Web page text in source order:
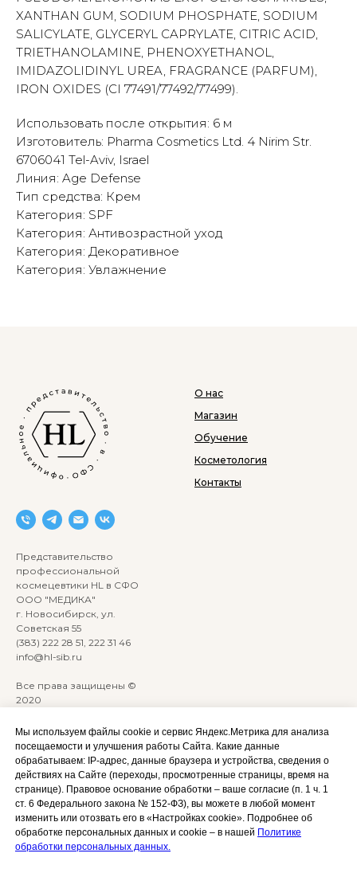
Мы используем файлы cookie и сервис Яндекс.Метрика для анализа
посещаемости и улучшения работы Сайта. Какие данные
обрабатываем: IP‑адрес, данные браузера и устройства, сведения о
действиях на Сайте (переходы, просмотренные страницы, время на
странице). Правовое основание обработки – ваше согласие (п. 1 ч. 1
ст. 6 Федерального закона № 152‑ФЗ), вы можете в любой момент
изменить или отозвать его в «Настройках cookie». Подробнее об
обработке персональных данных и cookie – в нашей Политике
обработки персональных данных.
XANTHAN GUM, SODIUM PHOSPHATE, SODIUM
SALICYLATE, GLYCERYL CAPRYLATE, CITRIC ACID,
TRIETHANOLAMINE, PHENOXYETHANOL,
IMIDAZOLIDINYL UREA, FRAGRANCE (PARFUM),
IRON OXIDES (CI 77491/77492/77499).
Использовать после открытия: 6 м
Изготовитель: Pharma Cosmetics Ltd. 4 Nirim Str.
6706041 Tel-Aviv, Israel
Линия: Age Defense
Тип средства: Крем
Категория: SPF
Категория: Антивозрастной уход
Категория: Декоративное
Категория: Увлажнение
Представительство
профессиональной
космецевтики HL в СФО
ООО "МЕДИКА"
г. Новосибирск, ул.
Советская 55
(383) 222 28 51, 222 31 46
info@hl-sib.ru
Все права защищены ©
2020
ANKRYONK
О нас
Магазин
Обучение
Косметология
Контакты
Акции и скидки
Оплата, доставка и возврат
Сотрудничество
Личный кабинет (Обучение)
Политика
конфиденциальности
Согласие на обработку
персональных данных